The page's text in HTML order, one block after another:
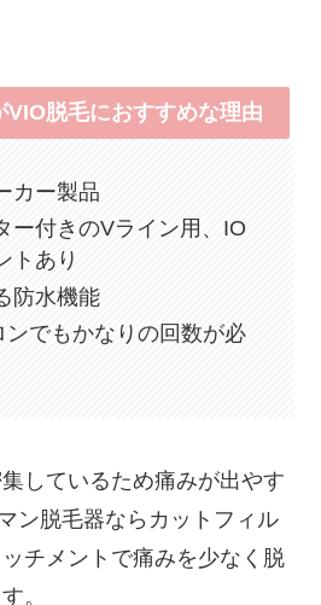
VIO脱毛におすすめな理由
カー製品
ー付きのVライン用、IO
トあり
防水機能
ンでもかなりの回数が必
しているため痛みが出やす
ン脱毛器ならカットフィル
チメントで痛みを少なく脱
。